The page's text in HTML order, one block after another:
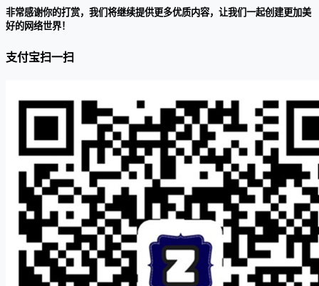
非常感谢你的打赏，我们将继续提供更多优质内容，让我们一起创建更加美
好的网络世界！
支付宝扫一扫